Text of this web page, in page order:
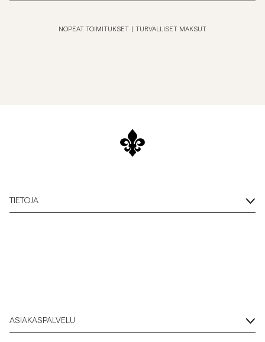
NOPEAT TOIMITUKSET TURVALLISET MAKSUT
TIETOJA
ASIAKASPALVELU